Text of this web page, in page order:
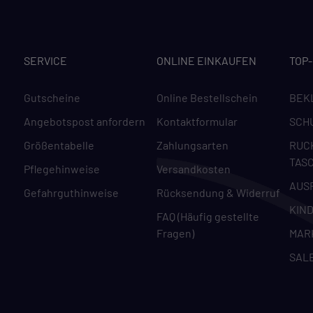
SERVICE
Gutscheine
Angebotspost anfordern
Größentabelle
Pflegehinweise
Gefahrguthinweise
ONLINE EINKAUFEN
Online Bestellschein
Kontaktformular
Zahlungsarten
Versandkosten
Rücksendung & Widerruf
FAQ (Häufig gestellte
Fragen)